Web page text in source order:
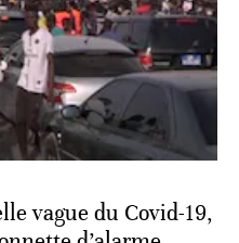
vague du Covid-19,